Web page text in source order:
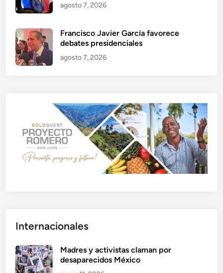
agosto 7, 2026
Francisco Javier García favorece
debates presidenciales
agosto 7, 2026
Internacionales
Madres y activistas claman por
desaparecidos México